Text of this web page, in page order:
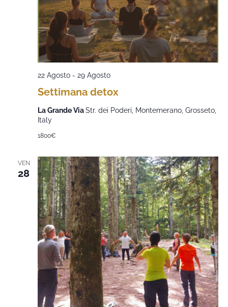
Settimana detox
22 Agosto- 29 Agosto
La Grande ViaStr. dei Poderi, Montemerano, Grosseto,
Italy
1800€
VEN
28